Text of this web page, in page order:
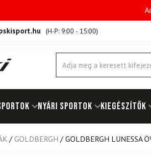
(H-P: 9:00 - 15:00)
Products
search
NYÁRI SPORTOK KIEGÉSZÍTŐK
/ GOLDBERGH / GOLDBERGH LUNESSA